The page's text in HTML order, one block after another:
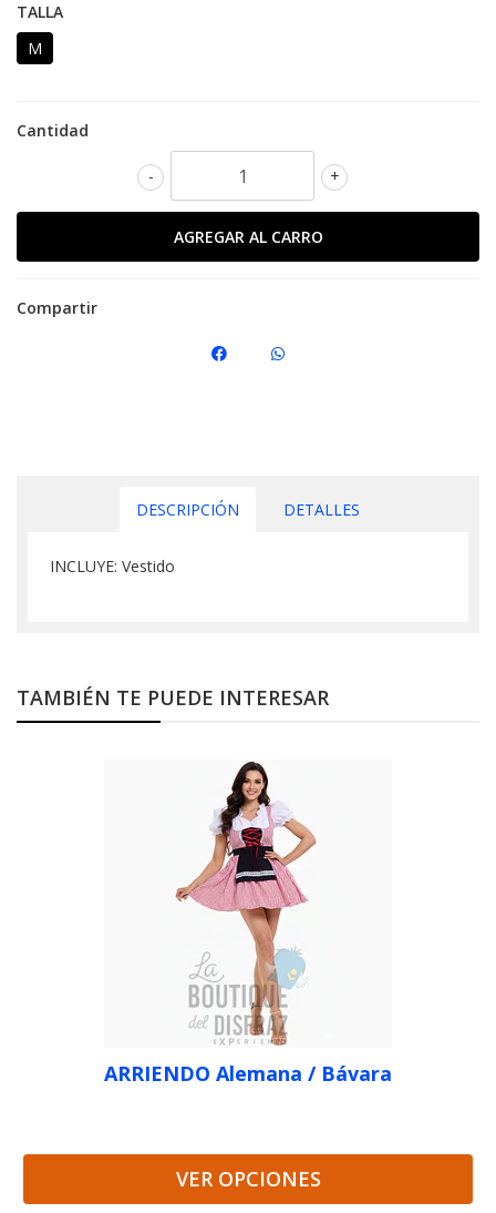
TALLA
M
Cantidad
+
-
Compartir
DESCRIPCIÓN DETALLES
INCLUYE: Vestido
TAMBIÉN TE PUEDE INTERESAR
ARRIENDO Alemana / Bávara
VER OPCIONES